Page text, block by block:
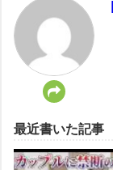
最近書いた記事